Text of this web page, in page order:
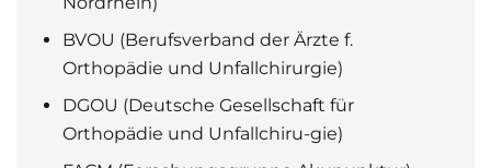
BVOU (Berufsverband der Ärzte f.
Orthopädie und Unfallchirurgie)
DGOU (Deutsche Gesellschaft für
Orthopädie und Unfallchiru-gie)